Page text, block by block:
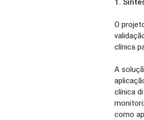
O
clínica
A
clínica
como